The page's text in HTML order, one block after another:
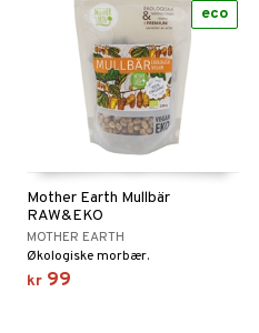
Mother Earth Mullbär
RAW&EKO
MOTHER EARTH
Økologiske morbær.
kr 99
eco